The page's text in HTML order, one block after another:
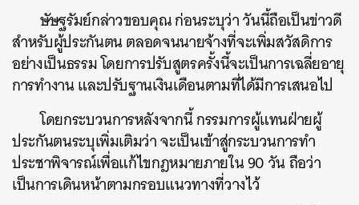
ษัษฐรัมย์กล่าวขอบคุณ ก่อนระบุว่า วันนี้ถือเป็นข่าวดี
สำหรับผู้ประกันตน ตลอดจนนายจ้างที่จะเพิ่มสวัสดิการ
อย่างเป็นธรรม โดยการปรับสูตรครั้งนี้จะเป็นการเฉลี่ยอายุ
การทำงาน และปรับฐานเงินเดือนตามที่ได้มีการเสนอไป
โดยกระบวนการหลังจากนี้ กรรมการผู้แทนฝ่ายผู้
ประกันตนระบุเพิ่มเติมว่า จะเป็นเข้าสู่กระบวนการทำ
ประชาพิจารณ์เพื่อแก้ไขกฎหมายภายใน 90 วัน ถือว่า
เป็นการเดินหน้าตามกรอบแนวทางที่วางไว้